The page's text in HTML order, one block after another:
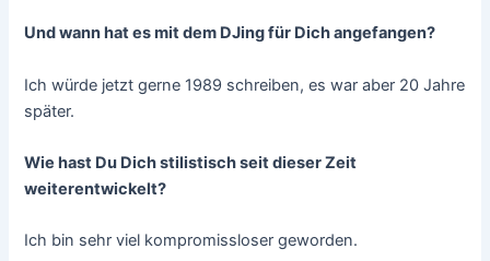
Und wann hat es mit dem DJing für Dich angefangen?
Ich würde jetzt gerne 1989 schreiben, es war aber 20 Jahre
später.
Wie hast Du Dich stilistisch seit dieser Zeit
weiterentwickelt?
Ich bin sehr viel kompromissloser geworden.